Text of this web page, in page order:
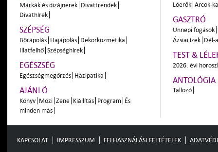
Márkák és dizájnerek Divattrendek
Divathírek
SZÉPSÉG
Bőrápolás Hajápolás Dekorkozmetika
Illatfelhő Szépséghírek
EGÉSZSÉG
Egészségmegőrzés Házipatika
AJÁNLÓ
Könyv Mozi Zene Kiállítás Program És
minden más
Lóerők Arcok-
GASZTRÓ
Ünnepi fogások
Ázsiai ízek Dél-
TEST &
2026. évi
ANTOLÓGIA
Tallozó
KAPCSOLAT IMPRESSZUM FELHASZNÁLÁSI FELTÉTELEK